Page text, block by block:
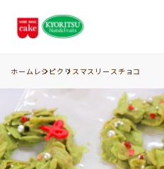
ホーム レシピクリスマスリースチョコ